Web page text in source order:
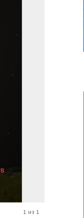
1 из 1